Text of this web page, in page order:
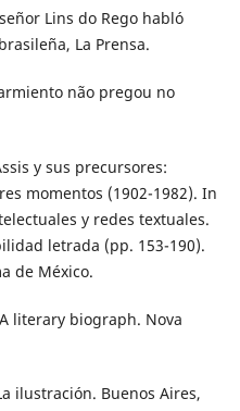
Lins do Rego habló
La Prensa.
não pregou no
y sus precursores:
momentos (1902-1982). In
y redes textuales.
letrada (pp. 153-190).
de México.
literary biograph. Nova
ilustración. Buenos Aires,